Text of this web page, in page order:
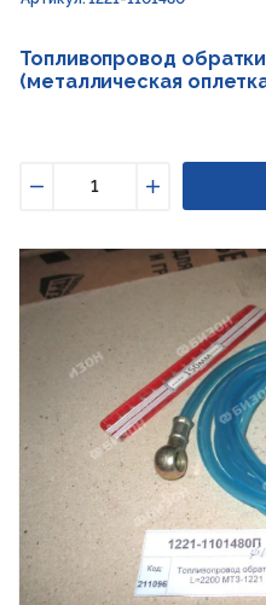
Топливопровод
(металлическая
Увеличить